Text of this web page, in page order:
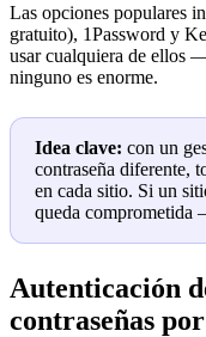
Las opciones populares
gratuito), 1Password y
usar cualquiera de ellos
ninguno es enorme.
Idea clave: con un
contraseña diferente,
en cada sitio. Si un
queda comprometida
Autenticación
contraseñas